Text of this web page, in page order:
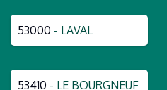
53000 - LAVAL
53410 - LE BOURGNEUF